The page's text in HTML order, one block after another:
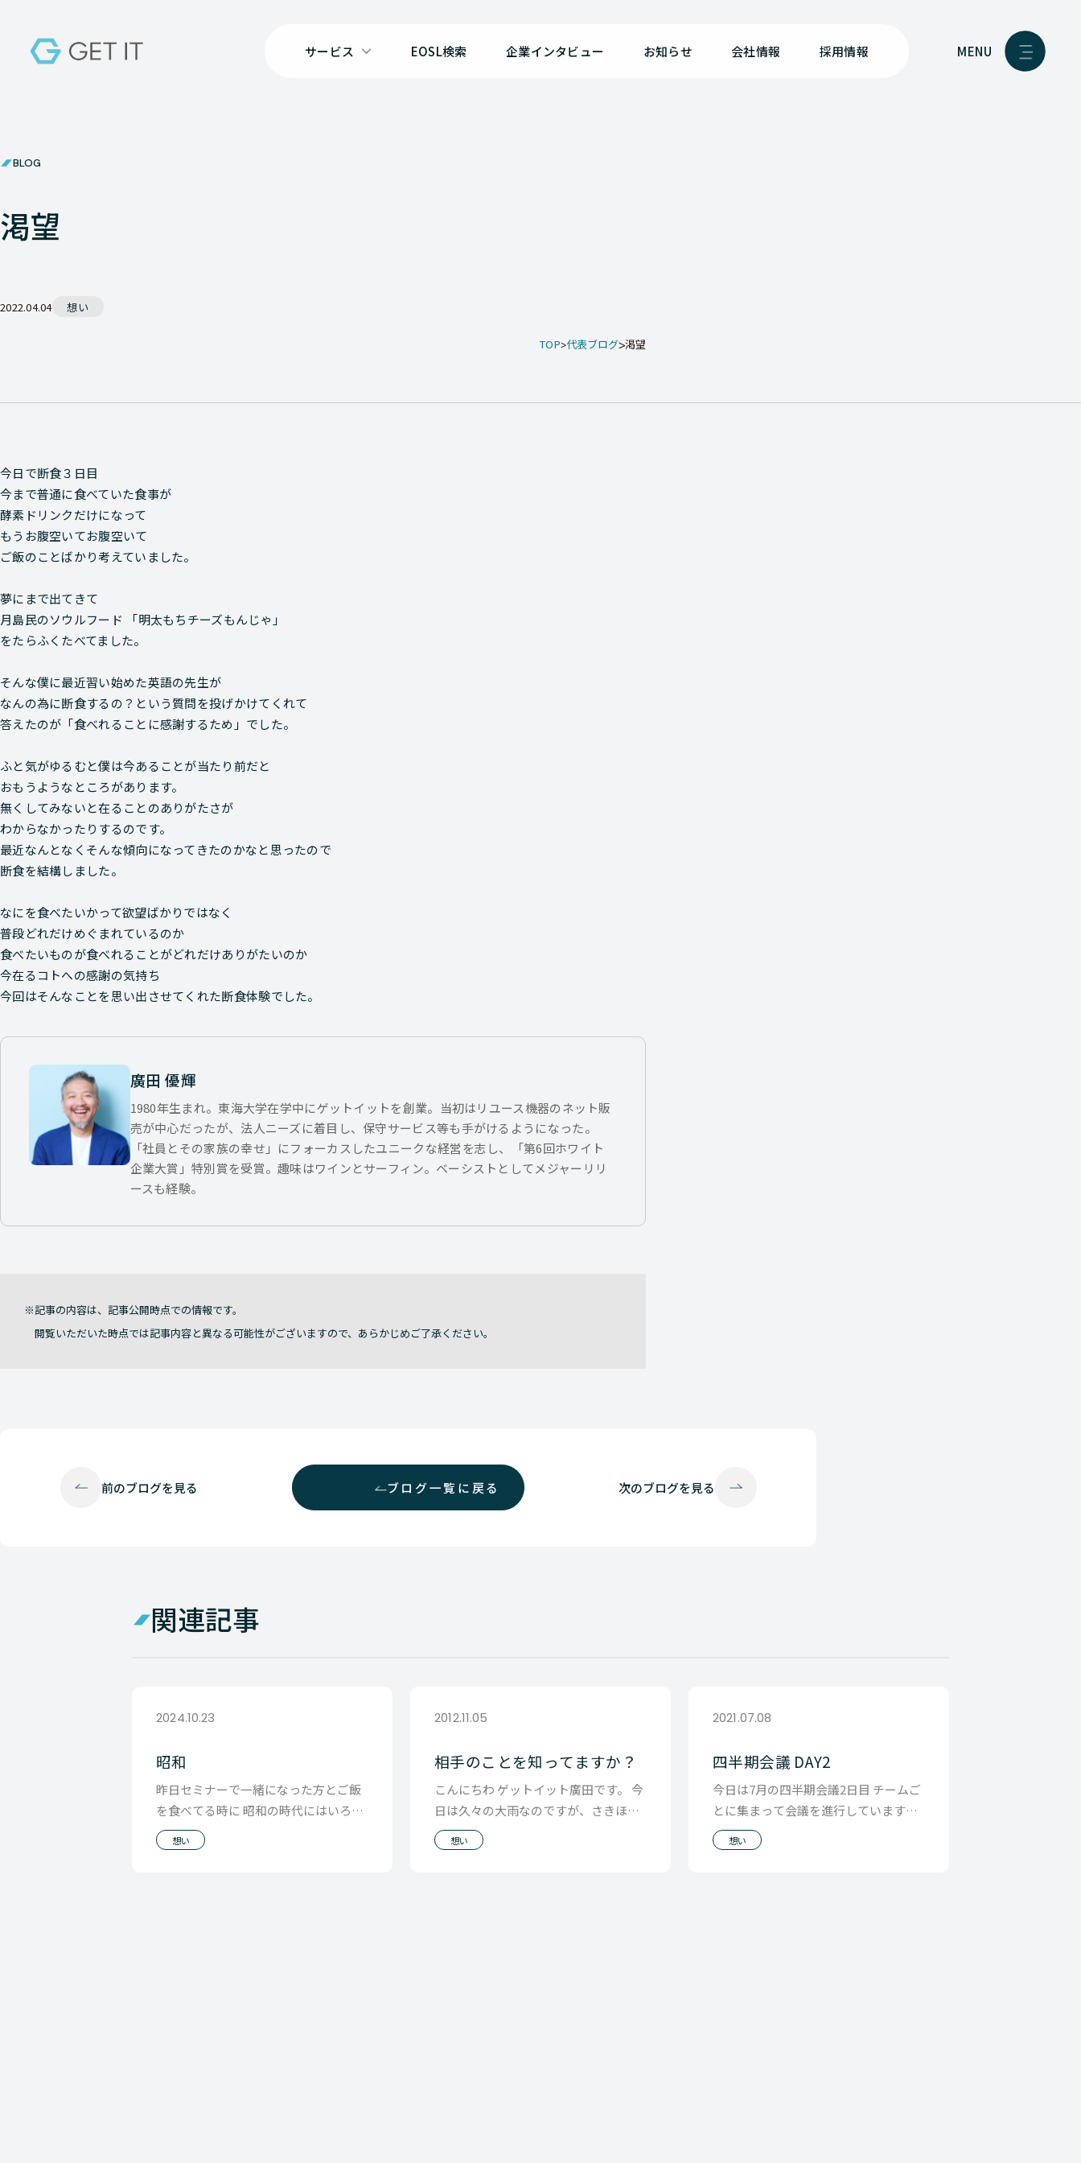
サービス EOSL検索 企業インタビュー お知らせ 会社情報 採用情報 MENU
BLOG
渇望
2022.04.04 想い
TOP 代表ブログ 渇望
今日で断食３日目
今まで普通に食べていた食事が
酵素ドリンクだけになって
もうお腹空いてお腹空いて
ご飯のことばかり考えていました。
夢にまで出てきて
月島民のソウルフード 「明太もちチーズもんじゃ」
をたらふくたべてました。
そんな僕に最近習い始めた英語の先生が
なんの為に断食するの？という質問を投げかけてくれて
答えたのが「食べれることに感謝するため」でした。
ふと気がゆるむと僕は今あることが当たり前だと
おもうようなところがあります。
無くしてみないと在ることのありがたさが
わからなかったりするのです。
最近なんとなくそんな傾向になってきたのかなと思ったので
断食を結構しました。
なにを食べたいかって欲望ばかりではなく
普段どれだけめぐまれているのか
食べたいものが食べれることがどれだけありがたいのか
今在るコトへの感謝の気持ち
今回はそんなことを思い出させてくれた断食体験でした。
廣田 優輝
1980年生まれ。東海大学在学中にゲットイットを創業。当初はリユース機器のネット販
売が中心だったが、法人ニーズに着目し、保守サービス等も手がけるようになった。
「社員とその家族の幸せ」にフォーカスしたユニークな経営を志し、「第6回ホワイト
企業大賞」特別賞を受賞。趣味はワインとサーフィン。ベーシストとしてメジャーリリ
ースも経験。
記事の内容は、記事公開時点での情報です。
閲覧いただいた時点では記事内容と異なる可能性がございますので、あらかじめご了承ください。
前のブログを見る ブログ一覧に戻る 次のブログを見る
関連記事
2024.10.23
昭和
昨日セミナーで一緒になった方とご飯
を食べてる時に 昭和の時代にはいろい
ろ今の時代じゃ受け入れがたい事があ
ったかもしれない
想い
2012.11.05
相手のことを知ってますか？
こんにちわ ゲットイット廣田です。 今
日は久々の大雨なのですが、さきほど
滑って転びました。 何年かぶりにで
す。 見てい
想い
2021.07.08
四半期会議 DAY2
今日は7月の四半期会議2日目 チームご
とに集まって会議を進行しています。
ゲットイットでは各人が担ってる仕事
の役割ごとに
想い